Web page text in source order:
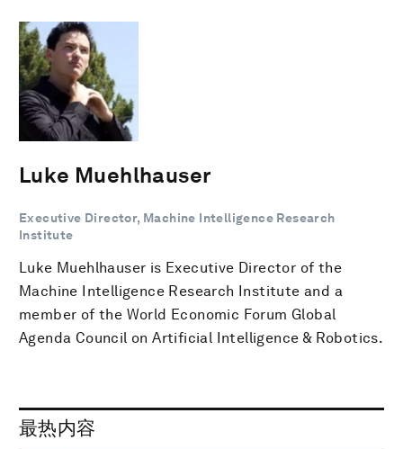
Luke Muehlhauser
Executive Director, Machine Intelligence Research
Institute
Luke Muehlhauser is Executive Director of the
Machine Intelligence Research Institute and a
member of the World Economic Forum Global
Agenda Council on Artificial Intelligence & Robotics.
最热内容